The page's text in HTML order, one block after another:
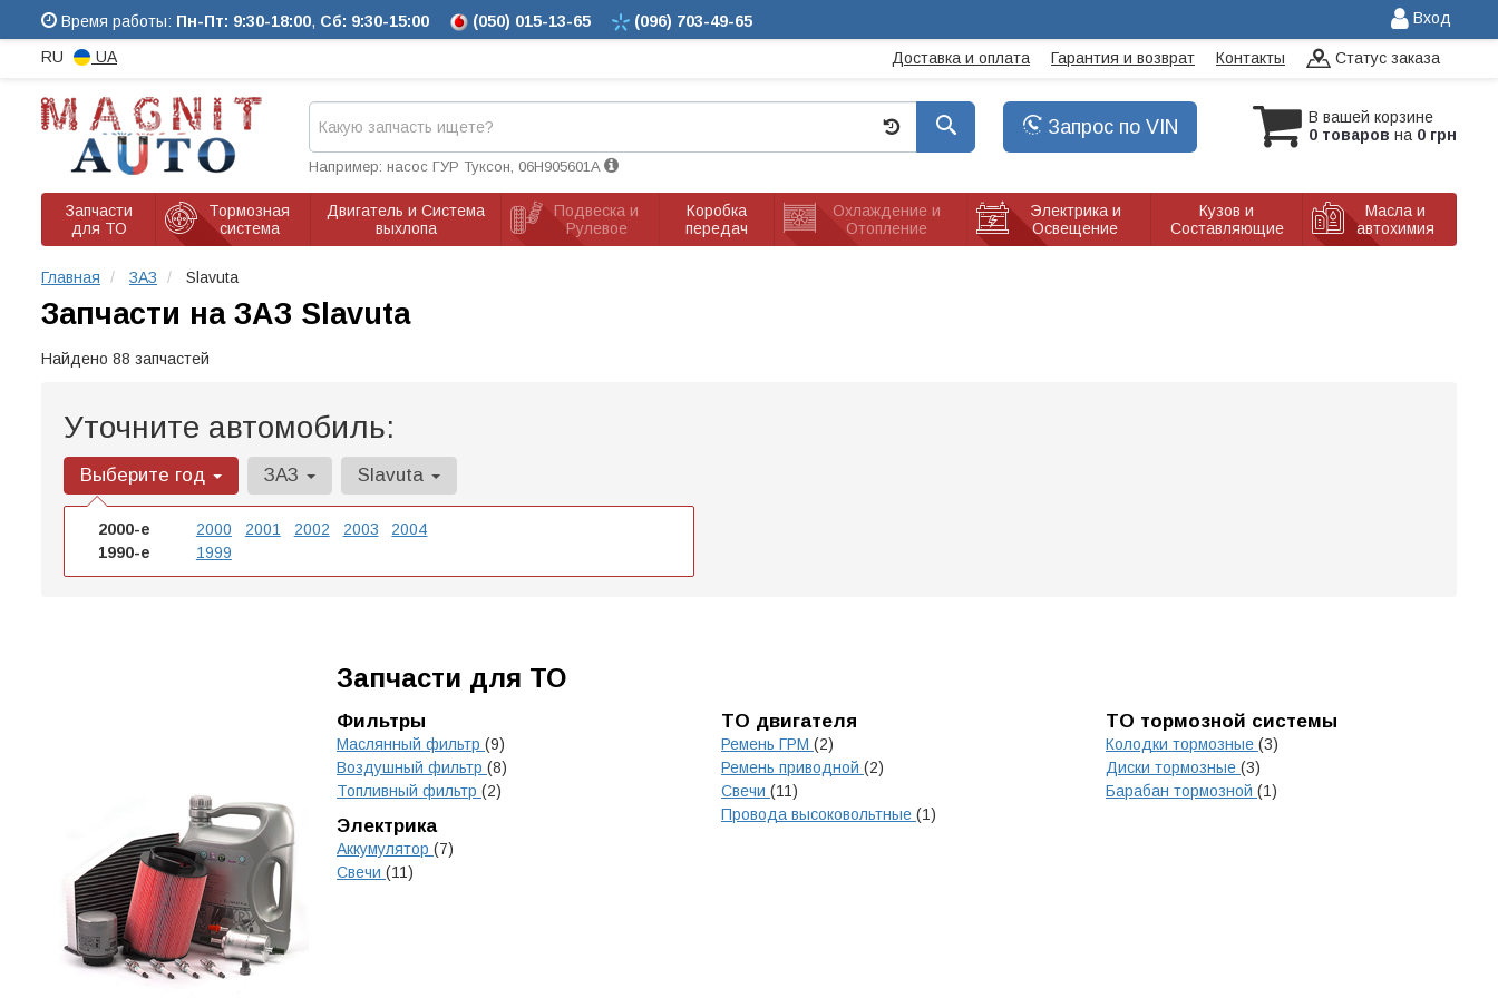
Время работы: Пн-Пт: 9:30-18:00, Сб: 9:30-15:00 (050) 015-13-65 (096) 703-49-65 Вход
RU UA Доставка и оплата Гарантия и возврат Контакты Статус заказа
В вашей корзине
0 товаров на 0 грн
Запрос по VIN
Например: насос ГУР Туксон, 06H905601A
Запчасти
для ТО
Тормозная
система
Двигатель и Система
выхлопа
Подвеска и
Рулевое
Коробка
передач
Охлаждение и
Отопление
Электрика и
Освещение
Кузов и
Составляющие
Масла и
автохимия
Главная ЗАЗ Slavuta
Запчасти на ЗАЗ Slavuta
Найдено 88 запчастей
Уточните автомобиль:
Выберите год
2000-е 2000 2001 2002 2003
2004
1990-е
1999
ЗАЗ Slavuta
Запчасти для ТО
Фильтры
Маслянный фильтр (9)
Воздушный фильтр (8)
Топливный фильтр (2)
ТО двигателя
Ремень ГРМ (2)
Ремень приводной (2)
Свечи (11)
Провода высоковольтные (1)
ТО тормозной системы
Колодки тормозные (3)
Диски тормозные (3)
Барабан тормозной (1)
Электрика
Аккумулятор (7)
Свечи (11)